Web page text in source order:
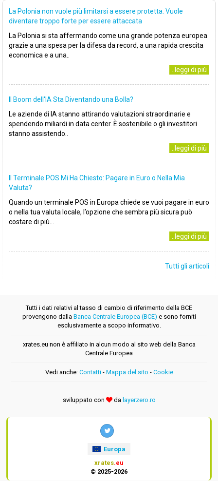
La Polonia non vuole più limitarsi a essere protetta. Vuole
diventare troppo forte per essere attaccata
La Polonia si sta affermando come una grande potenza europea
grazie a una spesa per la difesa da record, a una rapida crescita
economica e a una..
..leggi di più
Il Boom dell'IA Sta Diventando una Bolla?
Le aziende di IA stanno attirando valutazioni straordinarie e
spendendo miliardi in data center. È sostenibile o gli investitori
stanno assistendo..
..leggi di più
Il Terminale POS Mi Ha Chiesto: Pagare in Euro o Nella Mia
Valuta?
Quando un terminale POS in Europa chiede se vuoi pagare in euro
o nella tua valuta locale, l’opzione che sembra più sicura può
costare di più...
..leggi di più
Tutti gli articoli
Tutti i dati relativi al tasso di cambio di riferimento della BCE
provengono dalla Banca Centrale Europea (BCE) e sono forniti
esclusivamente a scopo informativo.
xrates.eu non è affiliato in alcun modo al sito web della Banca
Centrale Europea
Vedi anche: Contatti- Mappa del sito - Cookie
sviluppato con da layerzero.ro
Europa
xrates.eu
© 2025-2026